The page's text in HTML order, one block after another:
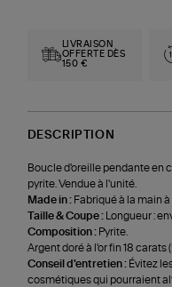
LIVRAISON
OFFERTE DÈS
150 €
DESCRIPTION
Boucle d'oreille pendante en
pyrite. Vendue à l'unité.
Made in : Fabriqué à la main
Taille & Coupe :
Longueur :
Composition : Pyrite.
Argent doré à l'or fin 18 carats
Conseil d'entretien : Évitez
cosmétiques qui pourraient